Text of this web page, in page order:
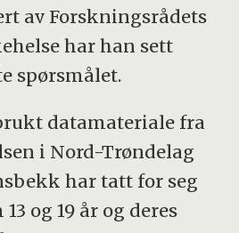
av Forskningsrådets
har han sett
spørsmålet.
datamateriale fra
i Nord-Trøndelag
har tatt for seg
og 19 år og deres